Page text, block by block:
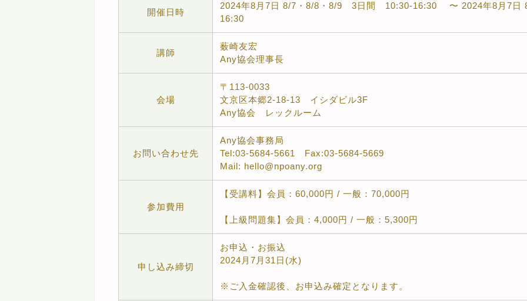
開催日時
2024年8月7日 8/7・8/8・8/9 3日間 10:30-16:30 〜 2024年8月7
16:30
講師
薮崎友宏
Any協会理事長
会場
〒113-0033
文京区本郷2-18-13 イシダビル3F
Any協会 レックルーム
お問い合わせ先
Any協会事務局
Tel:03-5684-5661 Fax:03-5684-5669
Mail: hello@npoany.org
参加費用
【受講料】会員：60,000円 / 一般：70,000円
【上級問題集】会員：4,000円 / 一般：5,300円
申し込み締切
お申込・お振込
2024月7月31日(水)
※ご入金確認後、お申込み確定となります。